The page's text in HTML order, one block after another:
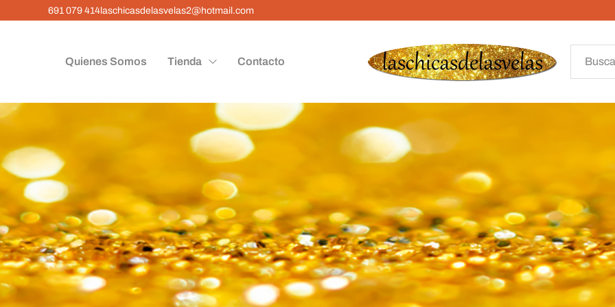
691 079 414laschicasdelasvelas2@hotmail.com
Quienes Somos Tienda Contacto